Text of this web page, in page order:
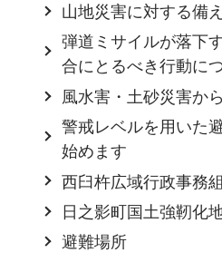
山地災害に対する備え
弾道ミサイルが落下
合にとるべき行動に
風水害・土砂災害か
警戒レベルを用いた
始めます
西臼杵広域行政事務
日之影町国土強靭化
避難場所